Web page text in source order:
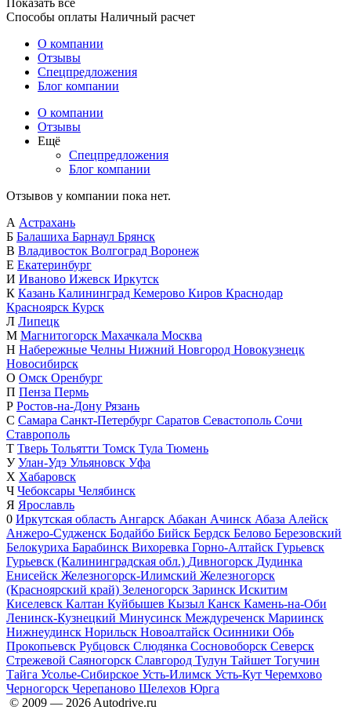
Способы оплаты Наличный расчет
О компании
Отзывы
Спецпредложения
Блог компании
О компании
Отзывы
Ещё
Спецпредложения
Блог компании
Отзывов у компании пока нет.
А Астрахань
Б Балашиха Барнаул Брянск
В Владивосток Волгоград Воронеж
Е Екатеринбург
И Иваново Ижевск Иркутск
К Казань Калининград Кемерово Киров Краснодар
Красноярск Курск
Л Липецк
М Магнитогорск Махачкала Москва
Н Набережные Челны Нижний Новгород Новокузнецк
Новосибирск
О Омск Оренбург
П Пенза Пермь
Р Ростов-на-Дону Рязань
С Самара Санкт-Петербург Саратов Севастополь Сочи
Ставрополь
Т Тверь Тольятти Томск Тула Тюмень
У Улан-Удэ Ульяновск Уфа
Х Хабаровск
Ч Чебоксары Челябинск
Я Ярославль
0 Иркутская область Ангарск Абакан Ачинск Абаза Алейск
Анжеро-Судженск Бодайбо Бийск Бердск Белово Березовский
Белокуриха Барабинск Вихоревка Горно-Алтайск Гурьевск
Гурьевск (Калининградская обл.) Дивногорск Дудинка
Енисейск Железногорск-Илимский Железногорск
(Красноярский край) Зеленогорск Заринск Искитим
Киселевск Калтан Куйбышев Кызыл Канск Камень-на-Оби
Ленинск-Кузнецкий Минусинск Междуреченск Мариинск
Нижнеудинск Норильск Новоалтайск Осинники Обь
Прокопьевск Рубцовск Слюдянка Сосновоборск Северск
Стрежевой Саяногорск Славгород Тулун Тайшет Тогучин
Тайга Усолье-Сибирское Усть-Илимск Усть-Кут Черемхово
Черногорск Черепаново Шелехов Юрга
© 2009 — 2026 Autodrive.ru